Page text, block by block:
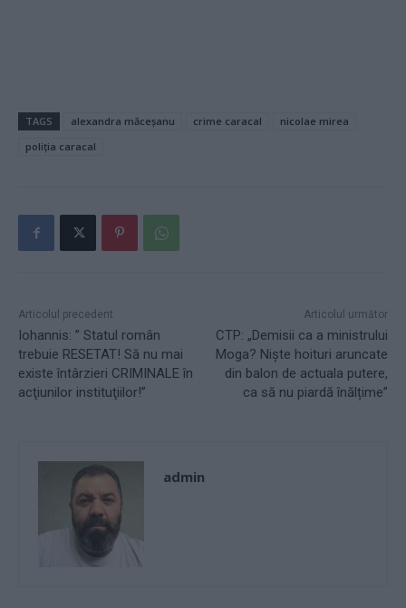
TAGS alexandra măceșanu crime caracal
nicolae mirea
poliția caracal
Articolul precedent
Iohannis: ” Statul român
trebuie RESETAT! Să nu mai
existe întârzieri CRIMINALE în
acţiunilor instituţiilor!”
Articolul următor
CTP: „Demisii ca a ministrului
Moga? Niște hoituri aruncate
din balon de actuala putere,
ca să nu piardă înălțime”
admin